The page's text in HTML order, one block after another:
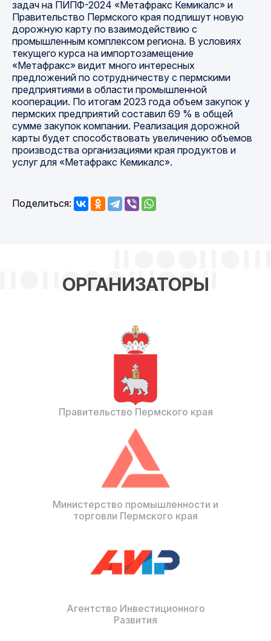
задач на ПИПФ-2024 «Метафракс Кемикалс» и
Правительство Пермского края подпишут новую
дорожную карту по взаимодействию с
промышленным комплексом региона. В условиях
текущего курса на импортозамещение
«Метафракс» видит много интересных
предложений по сотрудничеству с пермскими
предприятиями в области промышленной
кооперации. По итогам 2023 года объем закупок у
пермских предприятий составил 69 % в общей
сумме закупок компании. Реализация дорожной
карты будет способствовать увеличению объемов
производства организациями края продуктов и
услуг для «Метафракс Кемикалс».
Поделиться:
ОРГАНИЗАТОРЫ
Правительство Пермского края
Министерство промышленности и
торговли Пермского края
Агентство Инвестиционного
Развития